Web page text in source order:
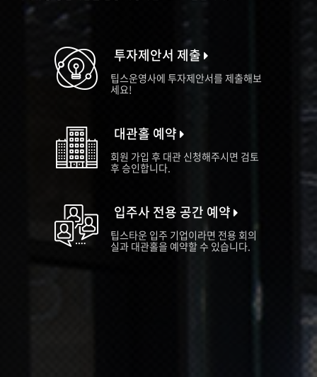
투자제안서 제출
팁스운영사에 투자제안서를 제출해보
세요!
대관홀 예약
회원 가입 후 대관 신청해주시면 검토
후 승인합니다.
입주사 전용 공간 예약
팁스타운 입주 기업이라면 전용 회의
실과 대관홀을 예약할 수 있습니다.